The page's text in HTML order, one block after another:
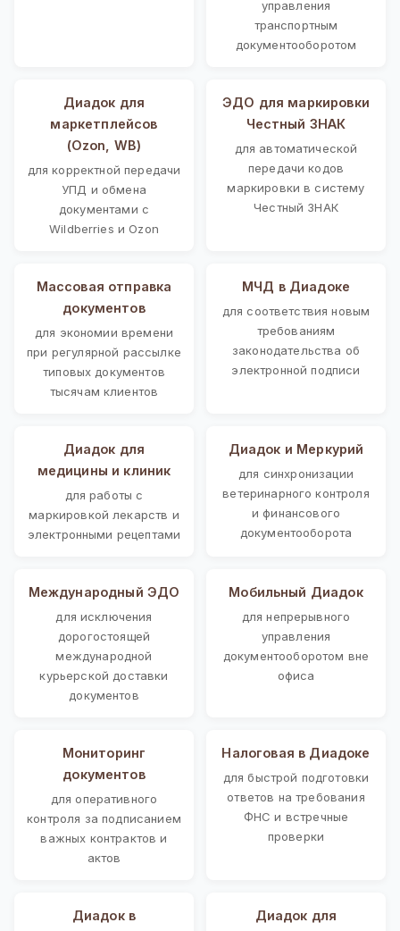
управления
транспортным
документооборотом
Диадок для
маркетплейсов
(Ozon, WB)
для корректной передачи
УПД и обмена
документами с
Wildberries и Ozon
ЭДО для маркировки
Честный ЗНАК
для автоматической
передачи кодов
маркировки в систему
Честный ЗНАК
Массовая отправка
документов
для экономии времени
при регулярной рассылке
типовых документов
тысячам клиентов
МЧД в Диадоке
для соответствия новым
требованиям
законодательства об
электронной подписи
Диадок для
медицины и клиник
для работы с
маркировкой лекарств и
электронными рецептами
Диадок и Меркурий
для синхронизации
ветеринарного контроля
и финансового
документооборота
Международный ЭДО
для исключения
дорогостоящей
международной
курьерской доставки
документов
Мобильный Диадок
для непрерывного
управления
документооборотом вне
офиса
Мониторинг
документов
для оперативного
контроля за подписанием
важных контрактов и
актов
Налоговая в Диадоке
для быстрой подготовки
ответов на требования
ФНС и встречные
проверки
Диадок в
Диадок для